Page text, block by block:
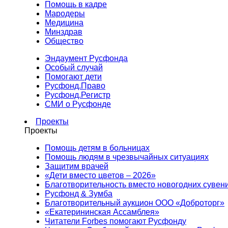
Помощь в кадре
Мародеры
Медицина
Минздрав
Общество
Эндаумент Русфонда
Особый случай
Помогают дети
Русфонд.Право
Русфонд.Регистр
СМИ о Русфонде
Проекты
Проекты
Помощь детям в больницах
Помощь людям в чрезвычайных ситуациях
Защитим врачей
«Дети вместо цветов – 2026»
Благотворительность вместо новогодних
Русфонд & Зумба
Благотворительный аукцион ООО «Доброторг»
«Екатерининская Ассамблея»
Читатели Forbes помогают Русфонду